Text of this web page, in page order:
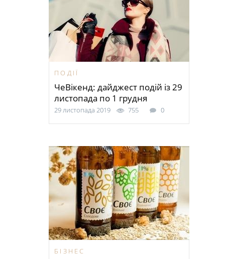
ПОДІЇ
ЧеВікенд: дайджест подій із 29
листопада по 1 грудня
29 листопада 2019 755 0
БІЗНЕС